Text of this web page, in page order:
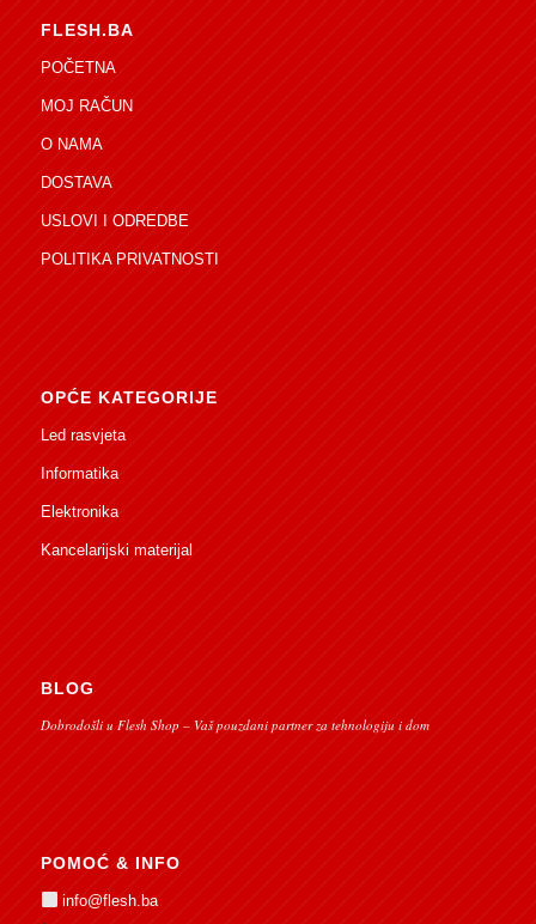
FLESH.BA
POČETNA
MOJ RAČUN
O NAMA
DOSTAVA
USLOVI I ODREDBE
POLITIKA PRIVATNOSTI
OPĆE KATEGORIJE
Led rasvjeta
Informatika
Elektronika
Kancelarijski materijal
BLOG
Dobrodošli u Flesh Shop – Vaš pouzdani partner za tehnologiju i dom
POMOĆ & INFO
info@flesh.ba